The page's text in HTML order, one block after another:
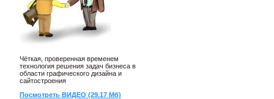
Чёткая, проверенная временем
технология решения задач бизнеса в
области графического дизайна и
сайтостроения
Посмотреть ВИДЕО (29.17 Мб)